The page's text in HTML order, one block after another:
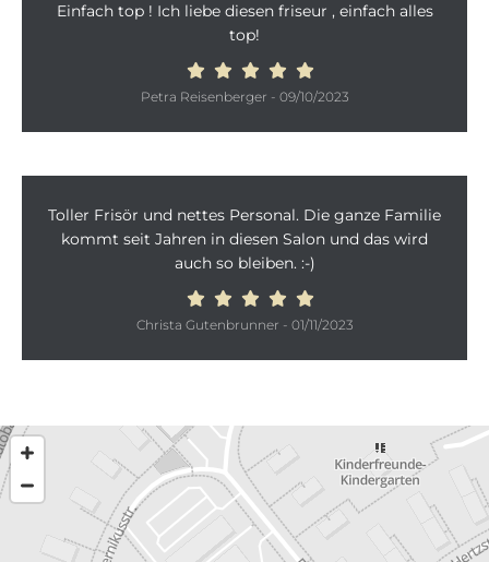
Einfach top ! Ich liebe diesen friseur , einfach alles
top!
Petra Reisenberger - 09/10/2023
Toller Frisör und nettes Personal. Die ganze Familie
kommt seit Jahren in diesen Salon und das wird
auch so bleiben. :-)
Christa Gutenbrunner - 01/11/2023